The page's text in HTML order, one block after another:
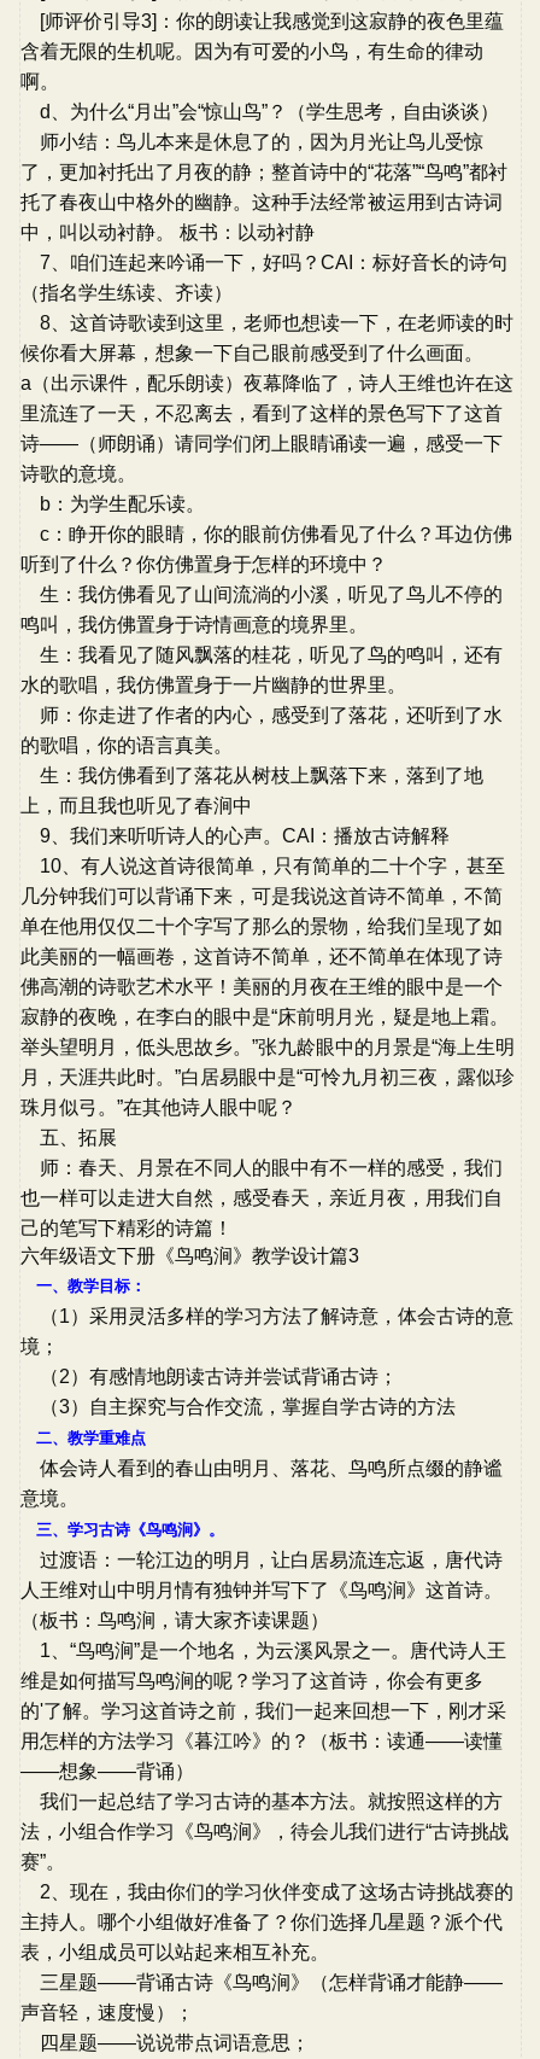
[师评价引导3]：你的朗读让我感觉到这寂静的夜色里蕴
含着无限的生机呢。因为有可爱的小鸟，有生命的律动
啊。
d、为什么“月出”会“惊山鸟”？（学生思考，自由谈谈）
师小结：鸟儿本来是休息了的，因为月光让鸟儿受惊
了，更加衬托出了月夜的静；整首诗中的“花落”“鸟鸣”都衬
托了春夜山中格外的幽静。这种手法经常被运用到古诗词
中，叫以动衬静。 板书：以动衬静
7、咱们连起来吟诵一下，好吗？CAI：标好音长的诗句
（指名学生练读、齐读）
8、这首诗歌读到这里，老师也想读一下，在老师读的时
候你看大屏幕，想象一下自己眼前感受到了什么画面。
a（出示课件，配乐朗读）夜幕降临了，诗人王维也许在这
里流连了一天，不忍离去，看到了这样的景色写下了这首
诗——（师朗诵）请同学们闭上眼睛诵读一遍，感受一下
诗歌的意境。
b：为学生配乐读。
c：睁开你的眼睛，你的眼前仿佛看见了什么？耳边仿佛
听到了什么？你仿佛置身于怎样的环境中？
生：我仿佛看见了山间流淌的小溪，听见了鸟儿不停的
鸣叫，我仿佛置身于诗情画意的境界里。
生：我看见了随风飘落的桂花，听见了鸟的鸣叫，还有
水的歌唱，我仿佛置身于一片幽静的世界里。
师：你走进了作者的内心，感受到了落花，还听到了水
的歌唱，你的语言真美。
生：我仿佛看到了落花从树枝上飘落下来，落到了地
上，而且我也听见了春涧中
9、我们来听听诗人的心声。CAI：播放古诗解释
10、有人说这首诗很简单，只有简单的二十个字，甚至
几分钟我们可以背诵下来，可是我说这首诗不简单，不简
单在他用仅仅二十个字写了那么的景物，给我们呈现了如
此美丽的一幅画卷，这首诗不简单，还不简单在体现了诗
佛高潮的诗歌艺术水平！美丽的月夜在王维的眼中是一个
寂静的夜晚，在李白的眼中是“床前明月光，疑是地上霜。
举头望明月，低头思故乡。”张九龄眼中的月景是“海上生明
月，天涯共此时。”白居易眼中是“可怜九月初三夜，露似珍
珠月似弓。”在其他诗人眼中呢？
五、拓展
师：春天、月景在不同人的眼中有不一样的感受，我们
也一样可以走进大自然，感受春天，亲近月夜，用我们自
己的笔写下精彩的诗篇！
六年级语文下册《鸟鸣涧》教学设计篇3
一、教学目标：
（1）采用灵活多样的学习方法了解诗意，体会古诗的意
境；
（2）有感情地朗读古诗并尝试背诵古诗；
（3）自主探究与合作交流，掌握自学古诗的方法
二、教学重难点
体会诗人看到的春山由明月、落花、鸟鸣所点缀的静谧
意境。
三、学习古诗《鸟鸣涧》。
过渡语：一轮江边的明月，让白居易流连忘返，唐代诗
人王维对山中明月情有独钟并写下了《鸟鸣涧》这首诗。
（板书：鸟鸣涧，请大家齐读课题）
1、“鸟鸣涧”是一个地名，为云溪风景之一。唐代诗人王
维是如何描写鸟鸣涧的呢？学习了这首诗，你会有更多
的'了解。学习这首诗之前，我们一起来回想一下，刚才采
用怎样的方法学习《暮江吟》的？（板书：读通——读懂
——想象——背诵）
我们一起总结了学习古诗的基本方法。就按照这样的方
法，小组合作学习《鸟鸣涧》，待会儿我们进行“古诗挑战
赛”。
2、现在，我由你们的学习伙伴变成了这场古诗挑战赛的
主持人。哪个小组做好准备了？你们选择几星题？派个代
表，小组成员可以站起来相互补充。
三星题——背诵古诗《鸟鸣涧》（怎样背诵才能静——
声音轻，速度慢）；
四星题——说说带点词语意思；